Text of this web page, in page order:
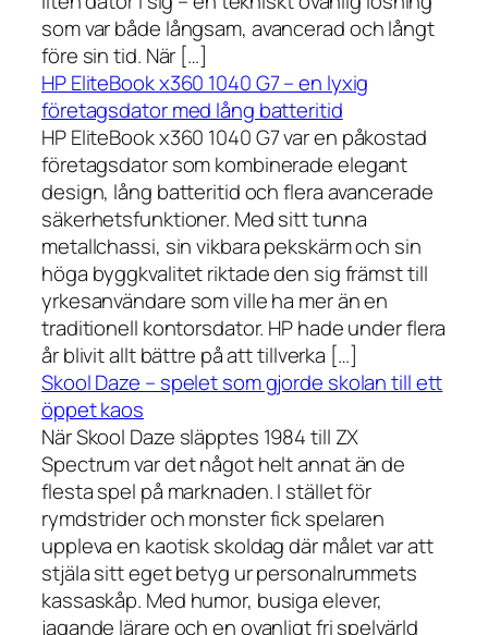
som var både långsam, avancerad och långt
före sin tid. När […]
HP EliteBook x360 1040 G7 – en lyxig
företagsdator med lång batteritid
HP EliteBook x360 1040 G7 var en påkostad
företagsdator som kombinerade elegant
design, lång batteritid och flera avancerade
säkerhetsfunktioner. Med sitt tunna
metallchassi, sin vikbara pekskärm och sin
höga byggkvalitet riktade den sig främst till
yrkesanvändare som ville ha mer än en
traditionell kontorsdator. HP hade under flera
år blivit allt bättre på att tillverka […]
Skool Daze – spelet som gjorde skolan till ett
öppet kaos
När Skool Daze släpptes 1984 till ZX
Spectrum var det något helt annat än de
flesta spel på marknaden. I stället för
rymdstrider och monster fick spelaren
uppleva en kaotisk skoldag där målet var att
stjäla sitt eget betyg ur personalrummets
kassaskåp. Med humor, busiga elever,
jagande lärare och en ovanligt fri spelvärld